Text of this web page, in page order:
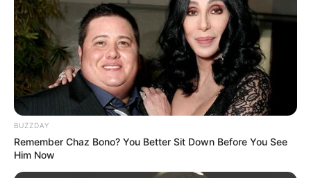
BUZZDAY
Remember Chaz Bono? You Better Sit Down Before You See
Him Now